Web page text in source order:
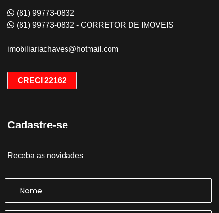
(81) 99773-0832
(81) 99773-0832 - CORRETOR DE IMÓVEIS
imobiliariachaves@hotmail.com
CRECI 22162
Cadastre-se
Receba as novidades